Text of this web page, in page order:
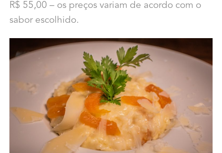
R$ 55,00 – os preços variam de acordo com o
sabor escolhido.